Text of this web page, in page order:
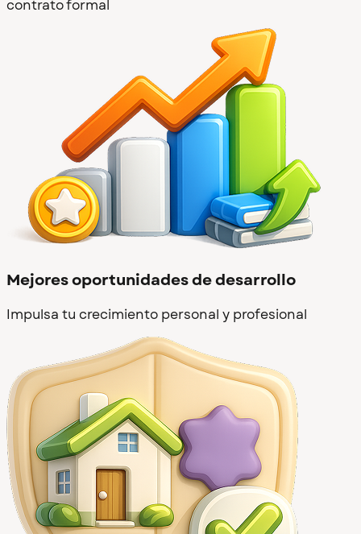
contrato formal
Mejores oportunidades de desarrollo
Impulsa tu crecimiento personal y profesional